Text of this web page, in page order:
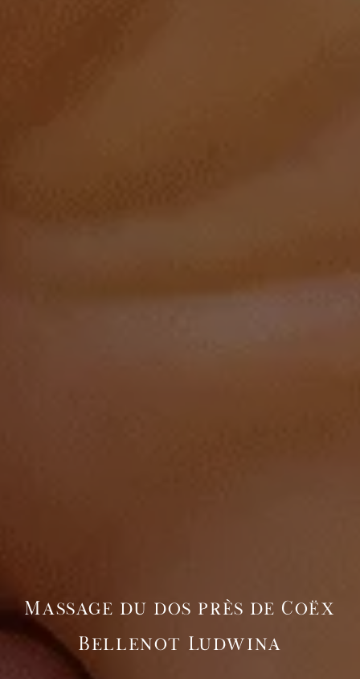
Massage du dos près de Coëx
Bellenot Ludwina